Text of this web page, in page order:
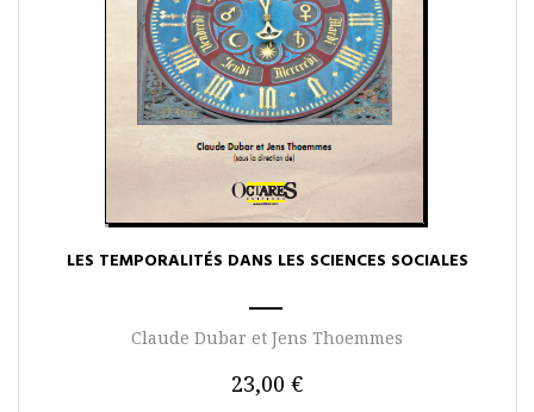
LES TEMPORALITÉS DANS LES SCIENCES SOCIALES
Claude Dubar et Jens Thoemmes
23,00 €